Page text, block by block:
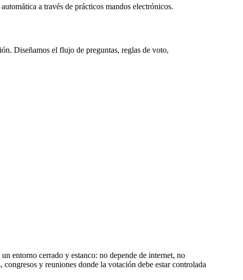
a través de prácticos mandos electrónicos.
Diseñamos el flujo de preguntas, reglas de voto,
entorno cerrado y estanco: no depende de internet, no
y reuniones donde la votación debe estar controlada